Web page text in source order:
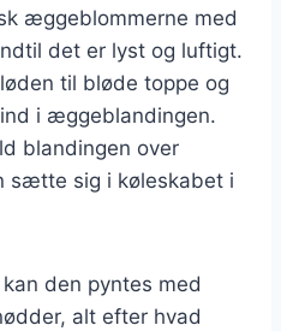
æggeblommerne med
det er lyst og luftigt.
til bløde toppe og
i æggeblandingen.
blandingen over
sætte sig i køleskabet i
den pyntes med
alt efter hvad